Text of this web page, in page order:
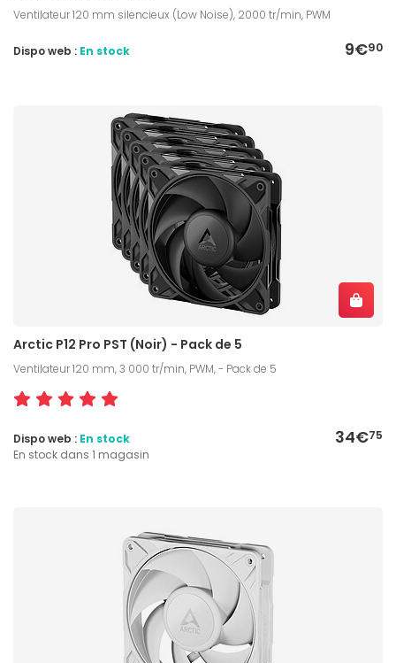
Ventilateur 120 mm silencieux (Low Noise), 2000 tr/min, PWM
9€90
Dispo web : En stock
Arctic P12 Pro PST (Noir) - Pack de 5
Ventilateur 120 mm, 3 000 tr/min, PWM, - Pack de 5
34€75
Dispo web : En stock
En stock dans 1 magasin